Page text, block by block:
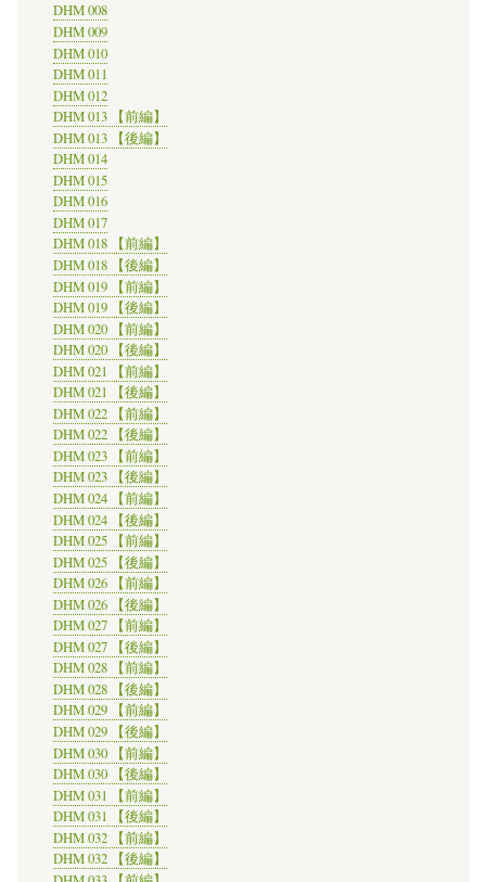
DHM 008
DHM 009
DHM 010
DHM 011
DHM 012
DHM 013 【前編】
DHM 013 【後編】
DHM 014
DHM 015
DHM 016
DHM 017
DHM 018 【前編】
DHM 018 【後編】
DHM 019 【前編】
DHM 019 【後編】
DHM 020 【前編】
DHM 020 【後編】
DHM 021 【前編】
DHM 021 【後編】
DHM 022 【前編】
DHM 022 【後編】
DHM 023 【前編】
DHM 023 【後編】
DHM 024 【前編】
DHM 024 【後編】
DHM 025 【前編】
DHM 025 【後編】
DHM 026 【前編】
DHM 026 【後編】
DHM 027 【前編】
DHM 027 【後編】
DHM 028 【前編】
DHM 028 【後編】
DHM 029 【前編】
DHM 029 【後編】
DHM 030 【前編】
DHM 030 【後編】
DHM 031 【前編】
DHM 031 【後編】
DHM 032 【前編】
DHM 032 【後編】